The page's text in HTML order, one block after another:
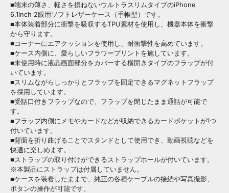
■端末の薄さ、軽さを損ねないウルトラスリムタイプのiPhone
6.1inch 2眼用ソフトレザーケース（手帳型）です。
■本体装着部分に衝撃を吸収するTPU素材を使用し、機器本体を衝撃
から守ります。
■コーナーにエアクッションを使用し、耐衝撃性を高めています。
■ケース内側に、愛らしいフラワープリントを施しています。
■未使用時に液晶画面部分をカバーする横開きタイプのフラップが付
いています。
■スリムながらしっかりとフラップを固定できるマグネットフラップ
を採用しています。
■受話口付きフラップなので、フラップを閉じたまま通話が可能で
す。
■フラップ内側にメモやカードなどが収納できるカードポケットが1つ
付いています。
■背面を折り曲げることでスタンドとして使用でき、動画視聴などを
快適に楽しめます。
■ストラップの取り付けができるストラップホールが付いています。
※本製品にストラップは付属していません。
■ケースを装着したままで、純正の各種ケーブルの接続や写真撮影、
ボタンの操作が可能です。